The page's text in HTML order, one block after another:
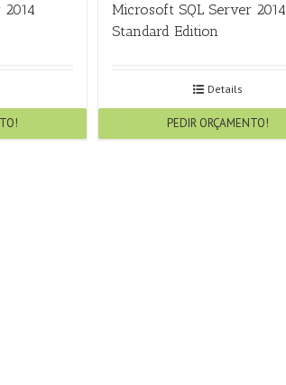
Microsoft SQL Server 2014
Standard Edition
Details
PEDIR ORÇAMENTO!